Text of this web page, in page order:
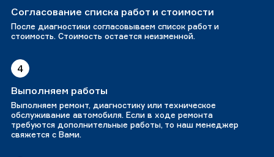
Согласование списка работ и стоимости
После диагностики согласовываем список работ и
стоимость. Стоимость остается неизменной.
4
Выполняем работы
Выполняем ремонт, диагностику или техническое
обслуживание автомобиля. Если в ходе ремонта
требуются дополнительные работы, то наш менеджер
свяжется с Вами.